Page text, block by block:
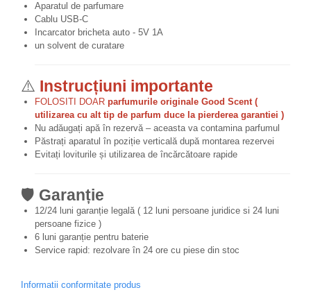
Aparatul de parfumare
Cablu USB-C
Incarcator bricheta auto - 5V 1A
un solvent de curatare
⚠️ Instrucțiuni importante
FOLOSITI DOAR parfumurile originale Good Scent (
utilizarea cu alt tip de parfum duce la pierderea garantiei )
Nu adăugați apă în rezervă – aceasta va contamina parfumul
Păstrați aparatul în poziție verticală după montarea rezervei
Evitați loviturile și utilizarea de încărcătoare rapide
🛡️ Garanție
12/24 luni garanție legală ( 12 luni persoane juridice si 24 luni
persoane fizice )
6 luni garanție pentru baterie
Service rapid: rezolvare în 24 ore cu piese din stoc
Informatii conformitate produs